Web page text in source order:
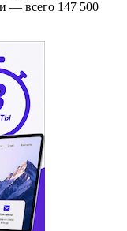
— всего 147 500